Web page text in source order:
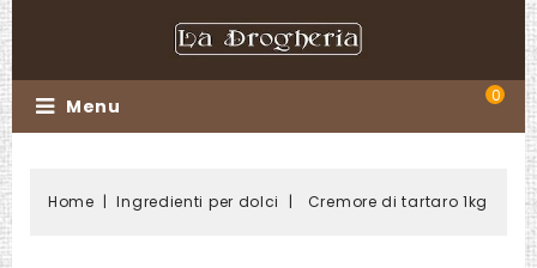
0
Menu
Home Ingredienti per dolci Cremore di tartaro 1kg